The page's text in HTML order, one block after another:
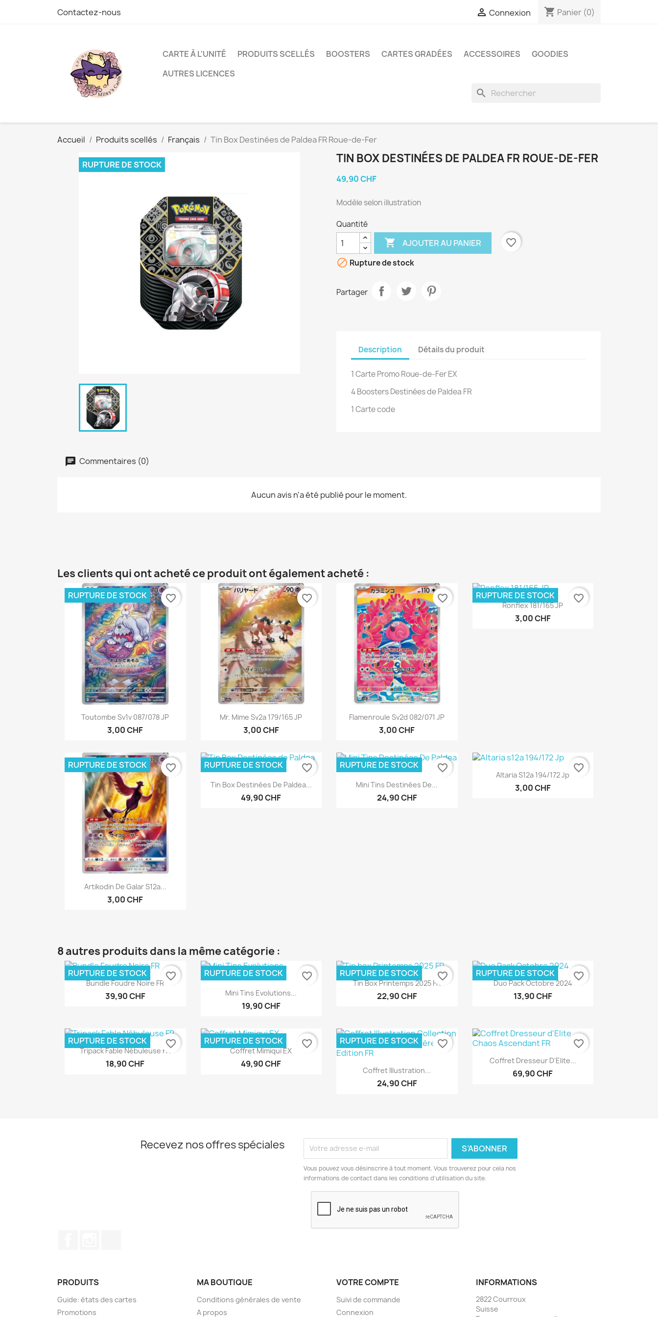
Contactez-nous  Connexion shopping_cart Panier (0)
CARTE À L'UNITÉ PRODUITS SCELLÉS BOOSTERS CARTES GRADÉES ACCESSOIRES
GOODIES
AUTRES LICENCES
search
Accueil Produits scellés Français Tin Box Destinées de Paldea FR Roue-de-Fer
RUPTURE DE STOCK TIN BOX DESTINÉES DE PALDEA FR ROUE-DE-FER
49,90 CHF
Modèle selon illustration
Quantité
 AJOUTER AU PANIER
favorite_border
 Rupture de stock
Partager
Description Détails du produit
1 Carte Promo Roue-de-Fer EX
4 Boosters Destinées de Paldea FR
1 Carte code
Commentaires (0)
Aucun avis n'a été publié pour le moment.
Les clients qui ont acheté ce produit ont également acheté :
Aperçu rapide
Toutombe Sv1v 087/078 JP
3,00 CHF
RUPTURE DE STOCK favorite_border
Aperçu rapide
Mr. Mime Sv2a 179/165 JP
3,00 CHF
favorite_border
Aperçu rapide
Flamenroule Sv2d 082/071 JP
3,00 CHF
favorite_border Aperçu rapide
Ronflex 181/165 JP
3,00 CHF
RUPTURE DE STOCK favorite_border
Aperçu rapide
Artikodin De Galar S12a...
3,00 CHF
RUPTURE DE STOCK
favorite_border
Aperçu rapide
Tin Box Destinées De Paldea...
49,90 CHF
RUPTURE DE STOCK
favorite_border
Aperçu rapide
Mini Tins Destinées De...
24,90 CHF
RUPTURE DE STOCK favorite_border Aperçu rapide
Altaria S12a 194/172 Jp
3,00 CHF
favorite_border
8 autres produits dans la même catégorie :
Aperçu rapide
Bundle Foudre Noire FR
39,90 CHF
RUPTURE DE STOCK
favorite_border
Aperçu rapide
Mini Tins Evolutions...
19,90 CHF
RUPTURE DE STOCK favorite_border Aperçu rapide
Tin Box Printemps 2025 FR
22,90 CHF
RUPTURE DE STOCK favorite_border Aperçu rapide
Duo Pack Octobre 2024
13,90 CHF
RUPTURE DE STOCK favorite_border
Aperçu rapide
Tripack Fable Nébuleuse FR
18,90 CHF
RUPTURE DE STOCK favorite_border Aperçu rapide
Coffret Mimiqui EX
49,90 CHF
RUPTURE DE STOCK favorite_border
Aperçu rapide
Coffret Illustration...
24,90 CHF
RUPTURE DE STOCK
favorite_border
Aperçu rapide
Coffret Dresseur D'Elite...
69,90 CHF
favorite_border
Recevez nos offres spéciales
Vous pouvez vous désinscrire à tout moment. Vous trouverez pour cela nos
informations de contact dans les conditions d'utilisation du site.
PRODUITS
Guide: états des cartes
Promotions
MA BOUTIQUE
Conditions générales de vente
A propos
VOTRE COMPTE
Suivi de commande
Connexion
INFORMATIONS
2822 Courroux
Suisse